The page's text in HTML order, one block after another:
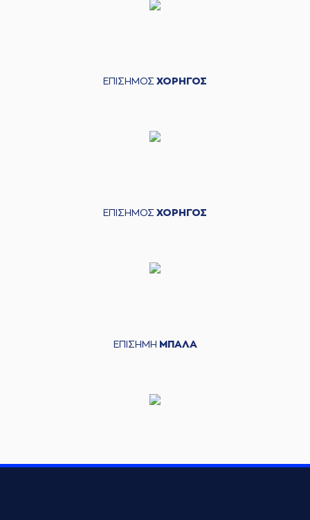
ΕΠΙΣΗΜΟΣ ΧΟΡΗΓΟΣ
ΕΠΙΣΗΜΟΣ ΧΟΡΗΓΟΣ
ΕΠΙΣΗΜΗ ΜΠΑΛΑ